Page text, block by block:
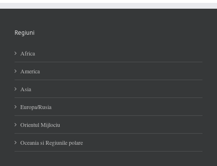
Regiuni
Africa
America
Asia
Europa/Rusia
Orientul Mijlociu
Oceania si Regiunile polare